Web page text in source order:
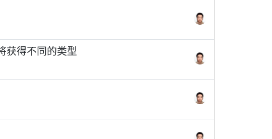
获得不同的类型